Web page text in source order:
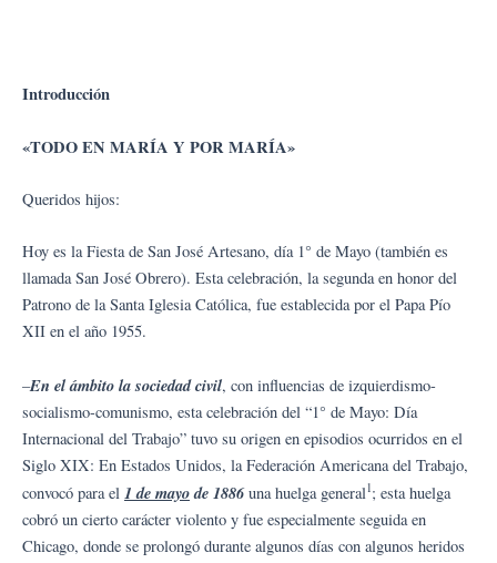
Introducción
«TODO EN MARÍA Y POR MARÍA»
Queridos hijos:
Hoy es la Fiesta de San José Artesano, día 1° de Mayo (también es
llamada San José Obrero). Esta celebración, la segunda en honor del
Patrono de la Santa Iglesia Católica, fue establecida por el Papa Pío
XII en el año 1955.
–En el ámbito la sociedad civil, con influencias de izquierdismo-
socialismo-comunismo, esta celebración del “1° de Mayo: Día
Internacional del Trabajo” tuvo su origen en episodios ocurridos en el
Siglo XIX: En Estados Unidos, la Federación Americana del Trabajo,
convocó para el 1 de mayode 1886una huelga general1; esta huelga
cobró un cierto carácter violento y fue especialmente seguida en
Chicago, donde se prolongó durante algunos días con algunos heridos